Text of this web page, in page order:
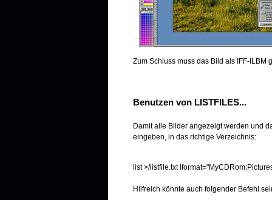
Zum Schluss muss das Bild als IFF-
Benutzen von LISTFILES...
Damit alle Bilder angezeigt werden und
eingeben, in das richtige Verzeichnis:
list >/listfile.txt
Hilfreich könnte auch folgender Befehl